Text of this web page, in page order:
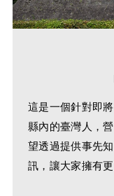
這是一個針對即
縣內的臺灣人，
望透過提供事先
訊，讓大家擁有